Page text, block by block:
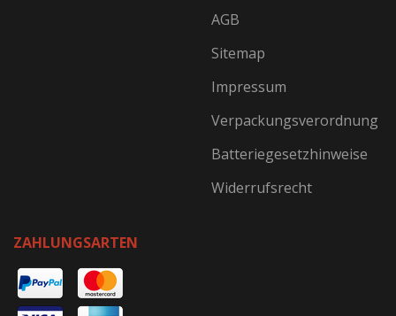
AGB
Sitemap
Impressum
Verpackungsverordnung
Batteriegesetzhinweise
Widerrufsrecht
ZAHLUNGSARTEN